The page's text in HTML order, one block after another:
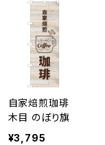
自家焙煎珈琲
木目 のぼり旗
¥3,795